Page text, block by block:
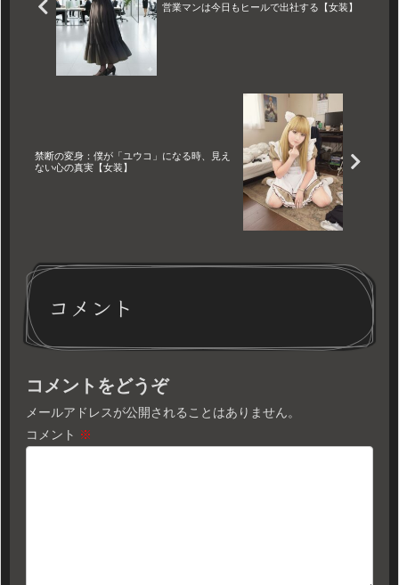
営業マンは今日もヒールで出社する【女装】
禁断の変身：僕が「ユウコ」になる時、見え
ない心の真実【女装】
コメント
コメントをどうぞ
メールアドレスが公開されることはありません。
コメント ※